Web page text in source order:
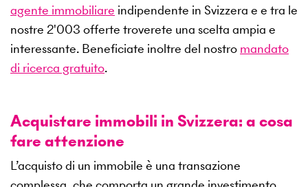
agente immobiliare indipendente in Svizzera e e tra le
nostre 2'003 offerte troverete una scelta ampia e
interessante. Beneficiate inoltre del nostro mandato
di ricerca gratuito.
Acquistare immobili in Svizzera: a cosa
fare attenzione
L’acquisto di un immobile è una transazione